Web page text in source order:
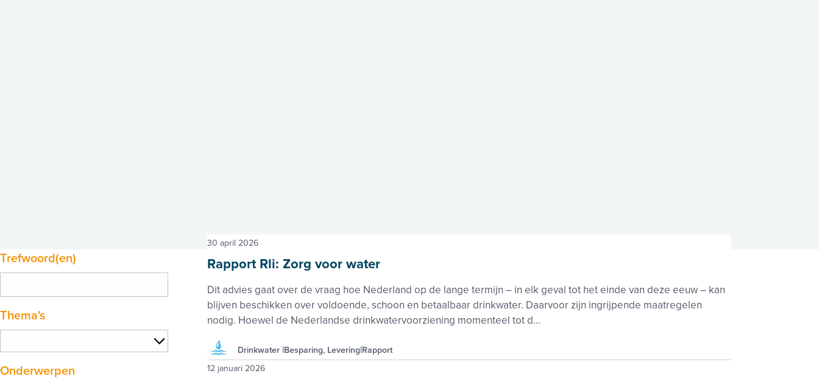
Rapport Rli: Zorg voor water
Dit advies gaat over de vraag hoe Nederland op de lange termijn – in elk geval tot het einde van deze eeuw – kan
blijven beschikken over voldoende, schoon en betaalbaar drinkwater. Daarvoor zijn ingrijpende maatregelen
nodig. Hoewel de Nederlandse drinkwatervoorziening momenteel tot d...
30 april 2026
Drinkwater Besparing, Levering Rapport
12 januari 2026
Trefwoord(en)
Thema's
Onderwerpen